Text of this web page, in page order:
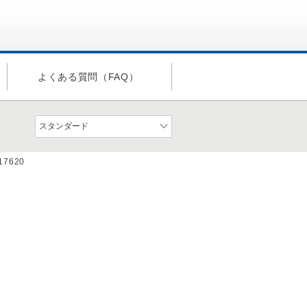
よくある質問（FAQ）